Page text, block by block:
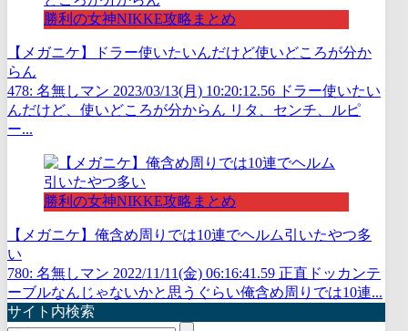
勝利の女神NIKKE攻略まとめ
【メガニケ】ドラー使いたいんだけど使いどころが分か
らん
478: 名無しマン 2023/03/13(月) 10:20:12.56 ドラー使いたい
んだけど、使いどころが分からん リタ、センチ、ルピ
ー...
勝利の女神NIKKE攻略まとめ
【メガニケ】俺含め周りでは10連でヘルム引いたやつ多
い
780: 名無しマン 2022/11/11(金) 06:16:41.59 正直ドッカンテ
ーブルなんじゃないかと思うぐらい俺含め周りでは10連...
サイト内検索